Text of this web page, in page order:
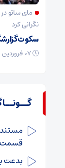
مای ساتو
نگرانی کرد
سکوت
قسمت
بدعت